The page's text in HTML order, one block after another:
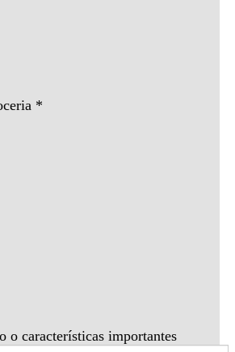
*
o características importantes